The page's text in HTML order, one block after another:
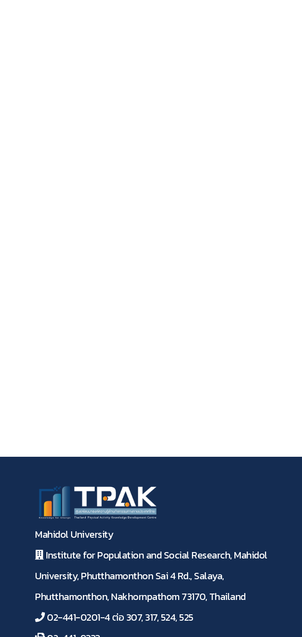
Mahidol University
Institute for Population and Social Research, Mahidol
University, Phutthamonthon Sai 4 Rd., Salaya,
Phutthamonthon, Nakhornpathom 73170, Thailand
02-441-0201-4 ต่อ 307, 317, 524, 525